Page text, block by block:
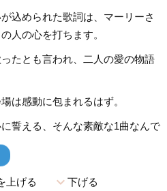
込められた歌詞は、マーリーさ
人の心を打ちます。
たとも言われ、二人の愛の物語
は感動に包まれるはず。
誓える、そんな素敵な1曲なんで
上げる expand_more下げる